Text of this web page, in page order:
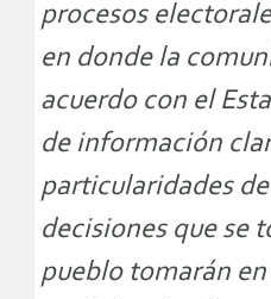
procesos
en donde la
acuerdo con el
de información
particularidades
decisiones que se
pueblo tomarán en